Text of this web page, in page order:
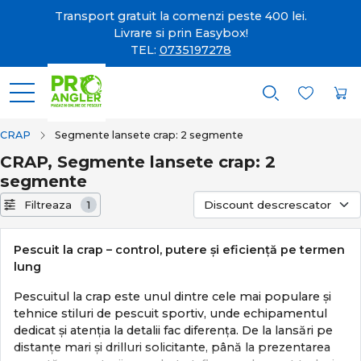
Transport gratuit la comenzi peste 400 lei.
Livrare si prin Easybox!
TEL: 0735197278
CRAP Segmente lansete crap: 2 segmente
CRAP, Segmente lansete crap: 2
segmente
Filtreaza 1
Pescuit la crap – control, putere și eficiență pe termen
lung
Pescuitul la crap este unul dintre cele mai populare și
tehnice stiluri de pescuit sportiv, unde echipamentul
dedicat și atenția la detalii fac diferența. De la lansări pe
distanțe mari și drilluri solicitante, până la prezentarea